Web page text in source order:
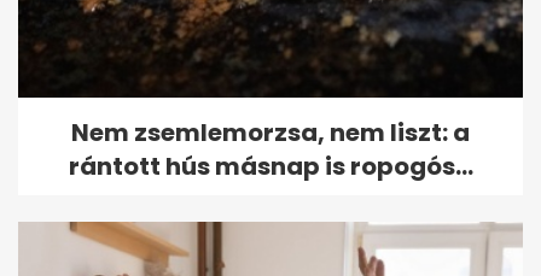
Nem zsemlemorzsa, nem liszt: a
rántott hús másnap is ropogós...